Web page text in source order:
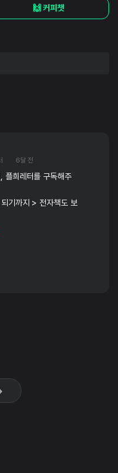
🙌 커피챗
6달 전
플희레터를 구독해주
기까지 > 전자책도 보